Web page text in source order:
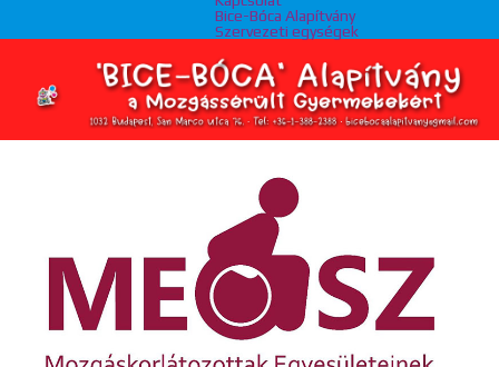
Bice-Bóca Alapítvány
Szervezeti egységek